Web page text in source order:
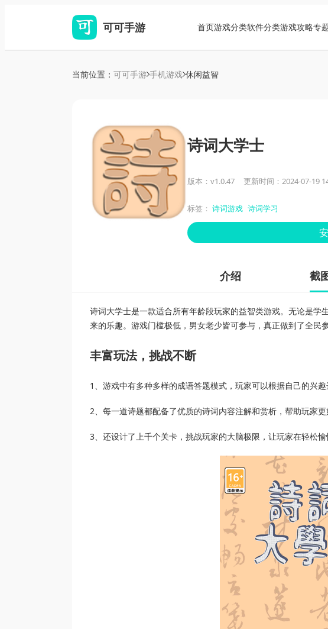
可可手游 首页游戏分类软件分类游戏攻略专
当前位置： 可可手游 手机游戏 休闲益智
诗词大学士
版本：v1.0.47 更新时间：2024-07-19
标签： 诗词游戏 诗词学习
介绍 截
诗词大学士是一款适合所有年龄段玩家的益智类游戏。无论是
来的乐趣。游戏门槛极低，男女老少皆可参与，真正做到了全民
丰富玩法，挑战不断
1、游戏中有多种多样的成语答题模式，玩家可以根据自己的兴趣
2、每一道诗题都配备了优质的诗词内容注解和赏析，帮助玩家更
3、还设计了上千个关卡，挑战玩家的大脑极限，让玩家在轻松愉